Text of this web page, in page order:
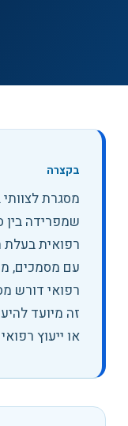
בקצרה
מסגרת
שמפרידה בין
רפואית
עם מסמכים,
רפואי דורש
זה מיועד
או ייעוץ